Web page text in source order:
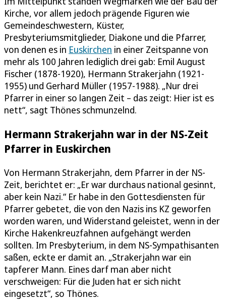
Kirche, vor allem jedoch prägende Figuren wie
Gemeindeschwestern, Küster,
Presbyteriumsmitglieder, Diakone und die Pfarrer,
von denen es in Euskirchen in einer Zeitspanne von
mehr als 100 Jahren lediglich drei gab: Emil August
Fischer (1878-1920), Hermann Strakerjahn (1921-
1955) und Gerhard Müller (1957-1988). „Nur drei
Pfarrer in einer so langen Zeit – das zeigt: Hier ist es
nett“, sagt Thönes schmunzelnd.
Hermann Strakerjahn war in der NS-Zeit
Pfarrer in Euskirchen
Von Hermann Strakerjahn, dem Pfarrer in der NS-
Zeit, berichtet er: „Er war durchaus national gesinnt,
aber kein Nazi.“ Er habe in den Gottesdiensten für
Pfarrer gebetet, die von den Nazis ins KZ geworfen
worden waren, und Widerstand geleistet, wenn in der
Kirche Hakenkreuzfahnen aufgehängt werden
sollten. Im Presbyterium, in dem NS-Sympathisanten
saßen, eckte er damit an. „Strakerjahn war ein
tapferer Mann. Eines darf man aber nicht
verschweigen: Für die Juden hat er sich nicht
eingesetzt“, so Thönes.